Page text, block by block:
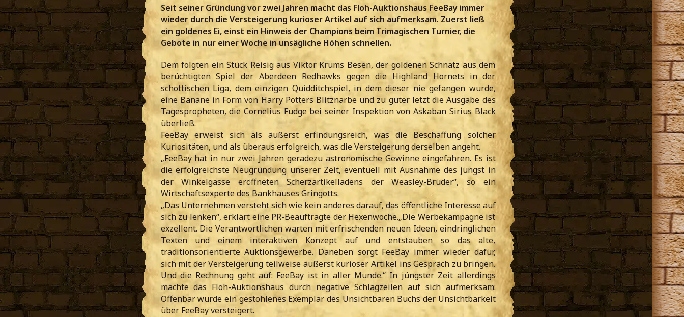
Seit seiner Gründung vor zwei Jahren macht das Floh-Auktionshaus FeeBay immer
wieder durch die Versteigerung kurioser Artikel auf sich aufmerksam. Zuerst ließ
ein goldenes Ei, einst ein Hinweis der Champions beim Trimagischen Turnier, die
Gebote in nur einer Woche in unsägliche Höhen schnellen.
Dem folgten ein Stück Reisig aus Viktor Krums Besen, der goldenen Schnatz aus dem
berüchtigten Spiel der Aberdeen Redhawks gegen die Highland Hornets in der
schottischen Liga, dem einzigen Quidditchspiel, in dem dieser nie gefangen wurde,
eine Banane in Form von Harry Potters Blitznarbe und zu guter letzt die Ausgabe des
Tagespropheten, die Cornelius Fudge bei seiner Inspektion von Askaban Sirius Black
überließ.
FeeBay erweist sich als äußerst erfindungsreich, was die Beschaffung solcher
Kuriositäten, und als überaus erfolgreich, was die Versteigerung derselben angeht.
„FeeBay hat in nur zwei Jahren geradezu astronomische Gewinne eingefahren. Es ist
die erfolgreichste Neugründung unserer Zeit, eventuell mit Ausnahme des jüngst in
der Winkelgasse eröffneten Scherzartikelladens der Weasley-Brüder“, so ein
Wirtschaftsexperte des Bankhauses Gringotts.
„Das Unternehmen versteht sich wie kein anderes darauf, das öffentliche Interesse auf
sich zu lenken“, erklärt eine PR-Beauftragte der Hexenwoche.„Die Werbekampagne ist
exzellent. Die Verantwortlichen warten mit erfrischenden neuen Ideen, eindringlichen
Texten und einem interaktiven Konzept auf und entstauben so das alte,
traditionsorientierte Auktionsgewerbe. Daneben sorgt FeeBay immer wieder dafür,
sich mit der Versteigerung teilweise äußerst kurioser Artikel ins Gespräch zu bringen.
Und die Rechnung geht auf: FeeBay ist in aller Munde.“ In jüngster Zeit allerdings
machte das Floh-Auktionshaus durch negative Schlagzeilen auf sich aufmerksam:
Offenbar wurde ein gestohlenes Exemplar des Unsichtbaren Buchs der Unsichtbarkeit
über FeeBay versteigert.